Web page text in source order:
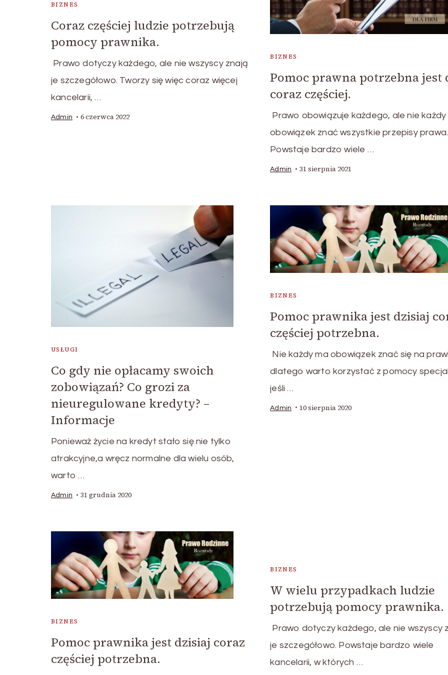
BIZNES
Coraz częściej ludzie potrzebują
pomocy prawnika.
Prawo dotyczy każdego, ale nie wszyscy znają
je szczegółowo. Tworzy się więc coraz więcej
kancelarii, …
Admin 6 czerwca 2022
BIZNES
Pomoc prawna potrzebna jest
coraz częściej.
Prawo obowiązuje każdego, ale nie każdy
obowiązek znać wszystkie przepisy prawa.
Powstaje bardzo wiele …
Admin 31 sierpnia 2021
USŁUGI
Co gdy nie opłacamy swoich
zobowiązań? Co grozi za
nieuregulowane kredyty? –
Informacje
Ponieważ życie na kredyt stało się nie tylko
atrakcyjne,a wręcz normalne dla wielu osób,
warto …
Admin 31 grudnia 2020
BIZNES
Pomoc prawnika jest dzisiaj
częściej potrzebna.
Nie każdy ma obowiązek znać się na
dlatego warto korzystać z pomocy
jeśli …
Admin 10 sierpnia 2020
BIZNES
Pomoc prawnika jest dzisiaj coraz
częściej potrzebna.
BIZNES
W wielu przypadkach ludzie
potrzebują pomocy prawnika.
Prawo dotyczy każdego, ale nie wszyscy
je szczegółowo. Powstaje bardzo wiele
kancelarii, w których …